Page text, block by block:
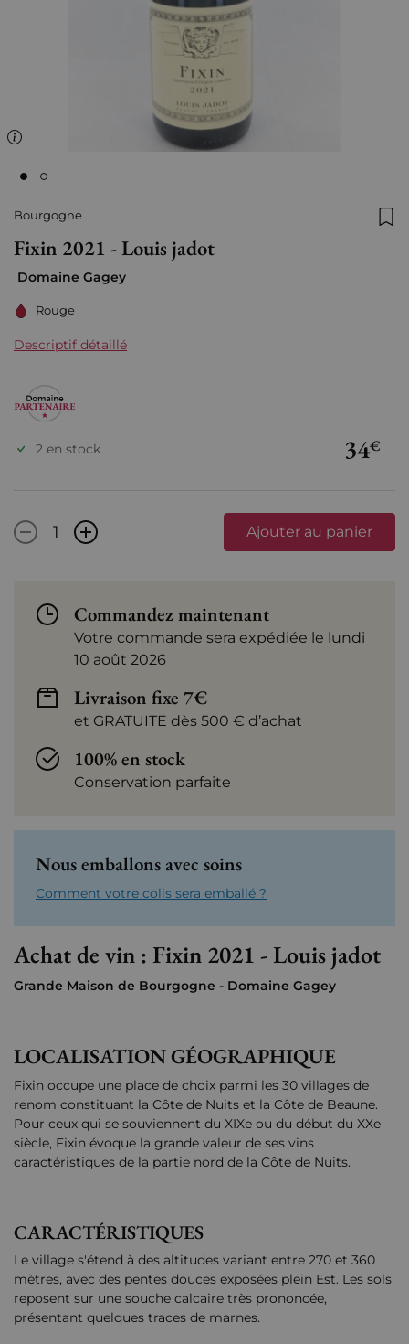
Bourgogne
Fixin 2021 - Louis jadot
Domaine Gagey
Rouge
Descriptif détaillé
34€
2 en stock
- + Ajouter au panier
Commandez maintenant
Votre commande sera expédiée le lundi
10 août 2026
Livraison fixe 7€
et GRATUITE dès 500 € d’achat
100% en stock
Conservation parfaite
Nous emballons avec soins
Comment votre colis sera emballé ?
Achat de vin : Fixin 2021 - Louis jadot
Grande Maison de Bourgogne - Domaine Gagey
LOCALISATION GÉOGRAPHIQUE
Fixin occupe une place de choix parmi les 30 villages de
renom constituant la Côte de Nuits et la Côte de Beaune.
Pour ceux qui se souviennent du XIXe ou du début du XXe
siècle, Fixin évoque la grande valeur de ses vins
caractéristiques de la partie nord de la Côte de Nuits.
CARACTÉRISTIQUES
Le village s'étend à des altitudes variant entre 270 et 360
mètres, avec des pentes douces exposées plein Est. Les sols
reposent sur une souche calcaire très prononcée,
présentant quelques traces de marnes.